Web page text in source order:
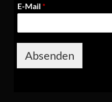
E-Mail *
Absenden